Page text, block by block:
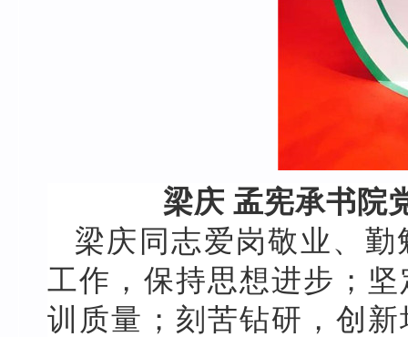
梁庆 孟宪承书院
梁庆同志爱岗敬业、
工作，保持思想进步；
训质量；刻苦钻研，创